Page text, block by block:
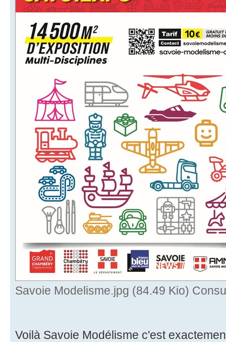
Savoie Modelisme.jpg (84.49 Kio)
Voilà Savoie Modélisme c'est